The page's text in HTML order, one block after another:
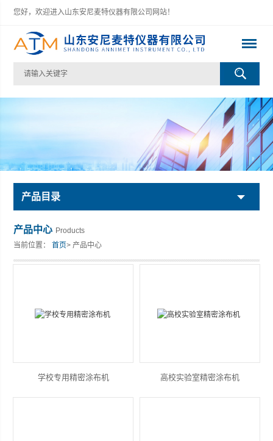
您好，欢迎进入山东安尼麦特仪器有限公司网站！
产品目录
产品中心 Products
当前位置：首页> 产品中心
学校专用精密涂布机 高校实验室精密涂布机